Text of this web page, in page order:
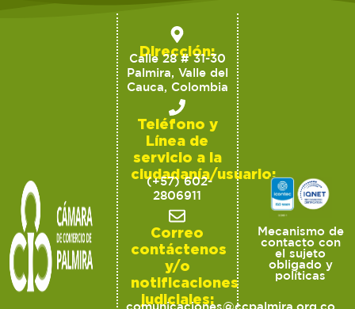
Dirección:
Calle 28 # 31-30
Palmira, Valle del
Cauca, Colombia
Teléfono y
Línea de
servicio a la
ciudadanía/usuario:
(+57) 602-
2806911
Correo
contáctenos
y/o
notificaciones
judiciales:
Mecanismo de
contacto con
el sujeto
obligado y
políticas